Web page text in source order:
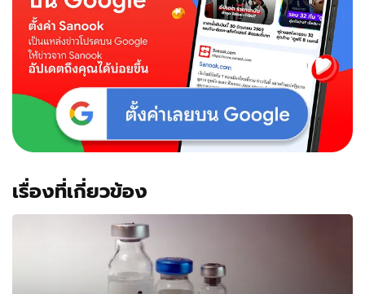
เรื่องที่เกี่ยวข้อง